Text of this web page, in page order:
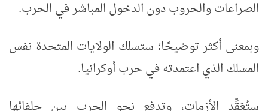
الصراعات والحروب دون الدخول المباشر في الحرب.
وبمعنى أكثر توضيحًا؛ ستسلك الولايات المتحدة نفس
المسلك الذي اعتمدته في حرب أوكرانيا.
ستُعَقِّد الأزمات، وتدفع نحو الحرب بين حلفائها